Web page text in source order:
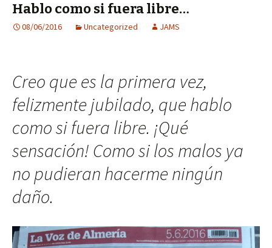
Hablo como si fuera libre…
08/06/2016 Uncategorized JAMS
Creo que es la primera vez,
felizmente jubilado, que hablo
como si fuera libre. ¡Qué
sensación! Como si los malos ya
no pudieran hacerme ningún
daño.